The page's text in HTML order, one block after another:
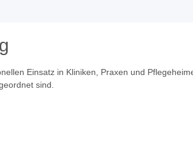
Einsatz in Kliniken, Praxen und
sind.